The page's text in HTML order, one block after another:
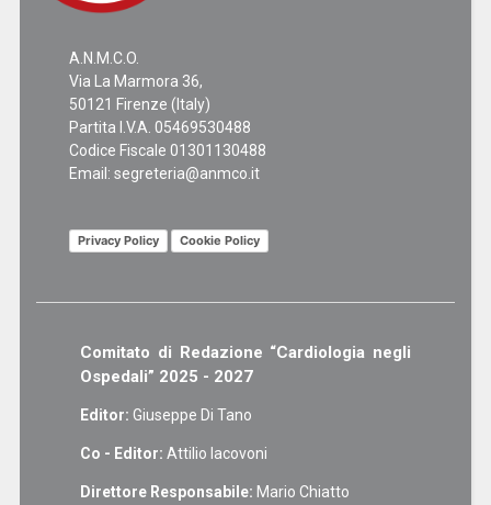
A.N.M.C.O.
Via La Marmora 36,
50121 Firenze (Italy)
Partita I.V.A. 05469530488
Codice Fiscale 01301130488
Email: segreteria@anmco.it
Privacy Policy Cookie Policy
Comitato di Redazione “Cardiologia negli
Ospedali” 2025 - 2027
Editor: Giuseppe Di Tano
Co - Editor: Attilio Iacovoni
Direttore Responsabile: Mario Chiatto